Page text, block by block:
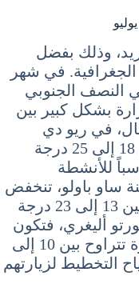
وذلك بفضل
في شهر
النصف الجنوبي
بشكل كبير بين
في ريو دي
جانيرو، تتراوح درجات الحرارة بين 18 إلى 25 درجة
للأنشطة
ساو باولو، تنخفض
درجات الحرارة قليلاً حيث تتراوح بين 13 إلى 23 درجة
أليغري، فتكون
الأجواء أكثر برودة مع درجات حرارة تتراوح بين 10 إلى
التخطيط لزيارتهم